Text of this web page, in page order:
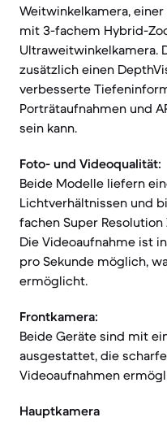
Weitwinkelkamera,
mit 3-fachem Hybrid-
Ultraweitwinkelkamera.
zusätzlich einen
verbesserte
Porträtaufnahmen und
sein kann.
Foto- und Videoqualität:
Beide Modelle liefern
Lichtverhältnissen und
fachen Super
Die Videoaufnahme ist
pro Sekunde möglich,
ermöglicht.
Frontkamera:
Beide Geräte sind mit
ausgestattet, die
Videoaufnahmen
Hauptkamera